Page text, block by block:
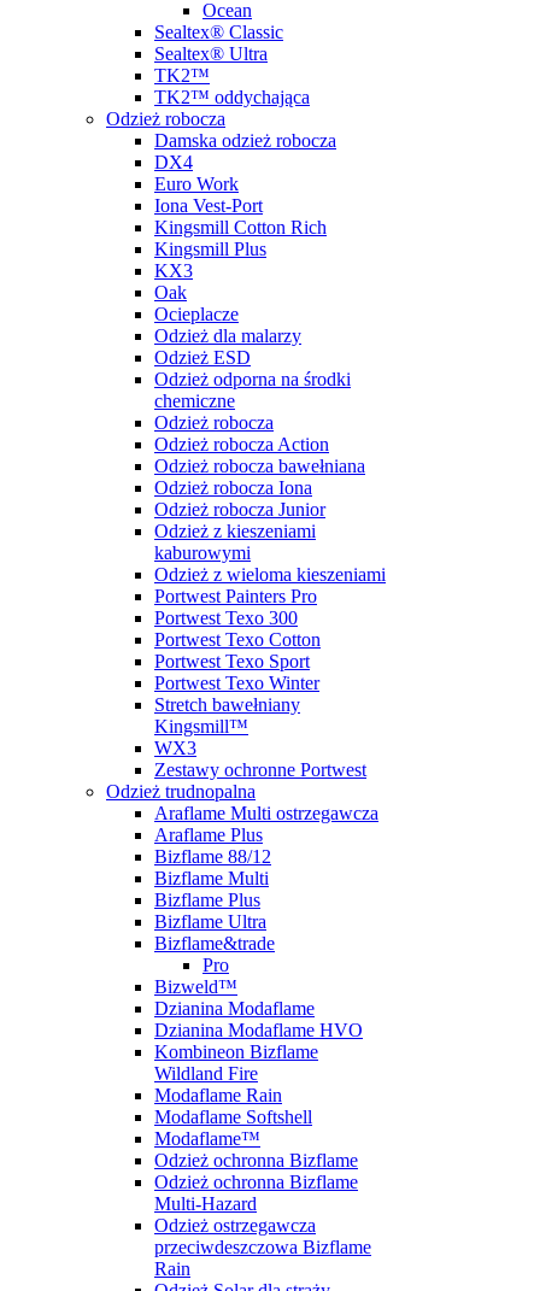
Ocean
Sealtex® Classic
Sealtex® Ultra
TK2™
TK2™ oddychająca
Odzież robocza
Damska odzież robocza
DX4
Euro Work
Iona Vest-Port
Kingsmill Cotton Rich
Kingsmill Plus
KX3
Oak
Ocieplacze
Odzież dla malarzy
Odzież ESD
Odzież odporna na środki
chemiczne
Odzież robocza
Odzież robocza Action
Odzież robocza bawełniana
Odzież robocza Iona
Odzież robocza Junior
Odzież z kieszeniami
kaburowymi
Odzież z wieloma kieszeniami
Portwest Painters Pro
Portwest Texo 300
Portwest Texo Cotton
Portwest Texo Sport
Portwest Texo Winter
Stretch bawełniany
Kingsmill™
WX3
Zestawy ochronne Portwest
Odzież trudnopalna
Araflame Multi ostrzegawcza
Araflame Plus
Bizflame 88/12
Bizflame Multi
Bizflame Plus
Bizflame Ultra
Bizflame&trade
Pro
Bizweld™
Dzianina Modaflame
Dzianina Modaflame HVO
Kombineon Bizflame
Wildland Fire
Modaflame Rain
Modaflame Softshell
Modaflame™
Odzież ochronna Bizflame
Odzież ochronna Bizflame
Multi-Hazard
Odzież ostrzegawcza
przeciwdeszczowa Bizflame
Rain